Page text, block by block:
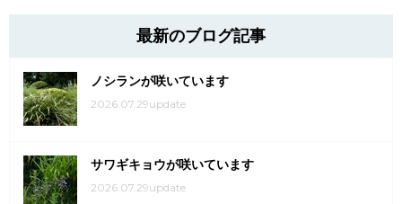
最新のブログ記事
ノシランが咲いています
2026.07.29update
サワギキョウが咲いています
2026.07.29update